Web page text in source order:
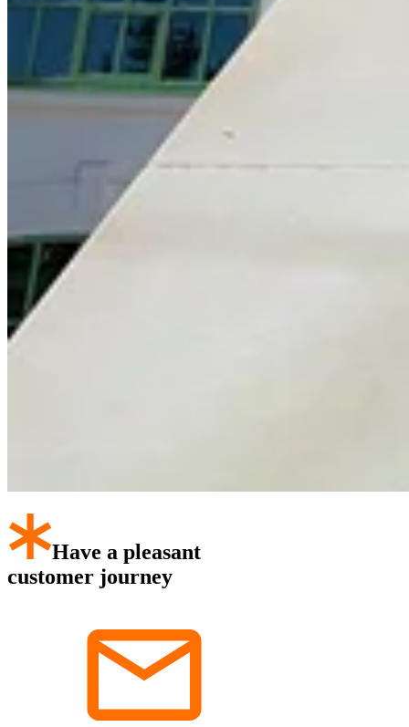
Have a pleasant
customer journey